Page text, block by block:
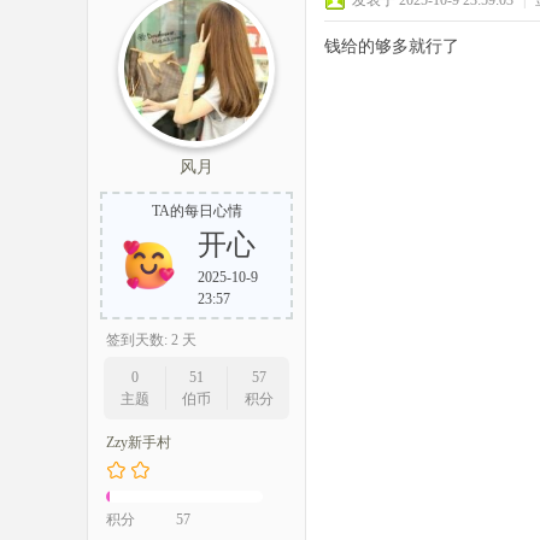
风月
TA的每日心情
开心
2025-10-9
23:57
签到天数: 2 天
0
主题
51
伯币
57
积分
Zzy新手村
积分 57
钱给的够多就行了